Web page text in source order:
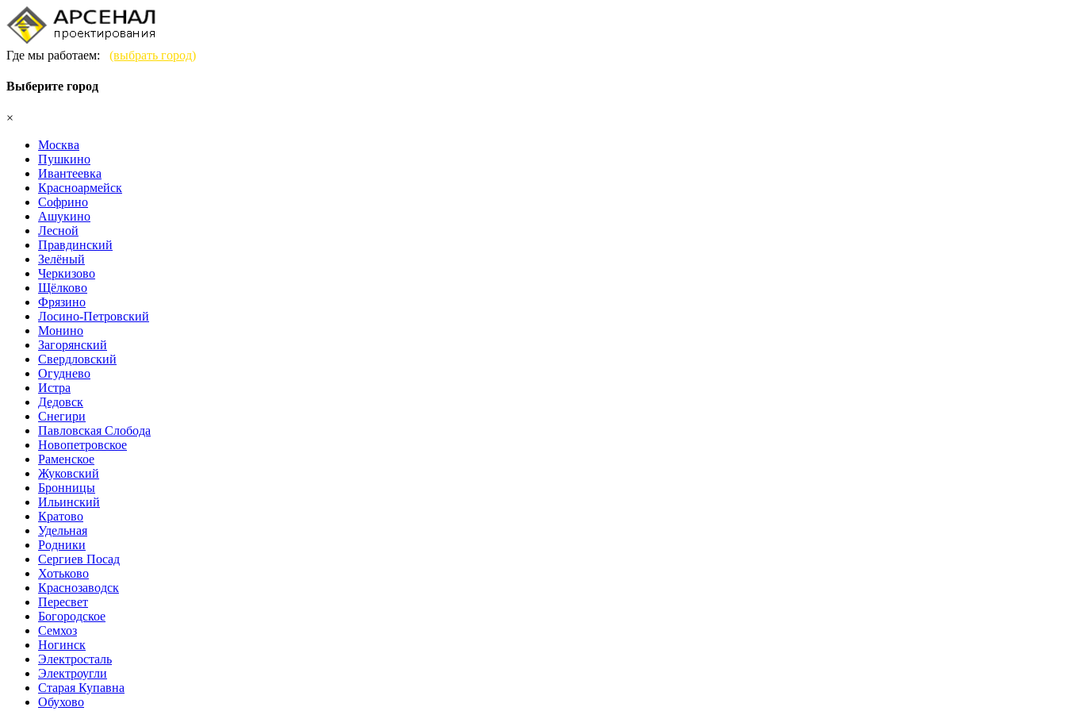
Где мы работаем: (выбрать город)
Выберите город
×
Москва
Пушкино
Ивантеевка
Красноармейск
Софрино
Ашукино
Лесной
Правдинский
Зелёный
Черкизово
Щёлково
Фрязино
Лосино-Петровский
Монино
Загорянский
Свердловский
Огуднево
Истра
Дедовск
Снегири
Павловская Слобода
Новопетровское
Раменское
Жуковский
Бронницы
Ильинский
Кратово
Удельная
Родники
Сергиев Посад
Хотьково
Краснозаводск
Пересвет
Богородское
Семхоз
Ногинск
Электросталь
Электроугли
Старая Купавна
Обухово